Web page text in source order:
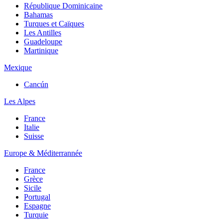
République Dominicaine
Bahamas
Turques et Caïques
Les Antilles
Guadeloupe
Martinique
Mexique
Cancún
Les Alpes
France
Italie
Suisse
Europe & Méditerrannée
France
Grèce
Sicile
Portugal
Espagne
Turquie